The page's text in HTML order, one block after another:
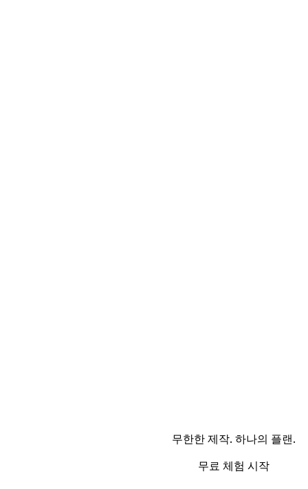
무한한 제작. 하나의 플랜.
무료 체험 시작